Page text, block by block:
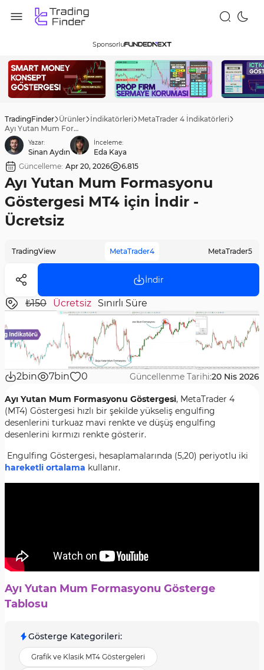
Sponsorlu
TradingFinder Ürünler İndikatörleri MetaTrader 4 İndikatörleri
Ayı Yutan Mum Formasyonu Göstergesi MT4 için İndir - Ücretsiz
Yazar:
Sinan Aydın
İnceleme:
Eda Kaya
Güncelleme: Apr 20, 2026 6.815
Ayı Yutan Mum Formasyonu
Göstergesi MT4 için İndir -
Ücretsiz
TradingView MetaTrader4 MetaTrader5
İndir
₺150 Ücretsiz Sınırlı Süre
2bin 7bin 0 Güncellenme Tarihi:20 Nis 2026
Ayı Yutan Mum Formasyonu Göstergesi, MetaTrader 4
(MT4) Göstergesi hızlı bir şekilde yükseliş engulfing
desenlerini turkuaz mavi renkte ve düşüş engulfing
desenlerini kırmızı renkte gösterir.
Engulfing Göstergesi, hesaplamalarında (5,20) periyotlu iki
hareketli ortalama kullanır.
Ayı Yutan Mum Formasyonu Gösterge
Tablosu
Gösterge Kategorileri:
Grafik ve Klasik MT4 Göstergeleri